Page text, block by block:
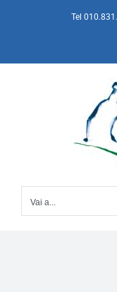
Tel
Vai a...